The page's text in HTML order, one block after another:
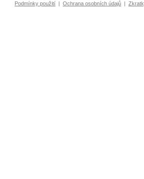
Podmínky použití | Ochrana osobních údajů |